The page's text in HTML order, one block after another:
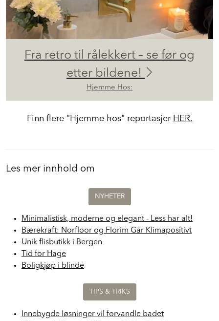
Fra retro til rålekkert – se før og
etter bildene!
Hjemme Hos:
Finn flere "Hjemme hos" reportasjer HER.
Les mer innhold om
NYHETER
Minimalistisk, moderne og elegant - Less har alt!
Bærekraft: Norfloor og Florim Går Klimapositivt
Unik flisbutikk i Bergen
Tid for Hage
Boligkjøp i blinde
TIPS & TRIKS
Innebygde løsninger vil forvandle badet